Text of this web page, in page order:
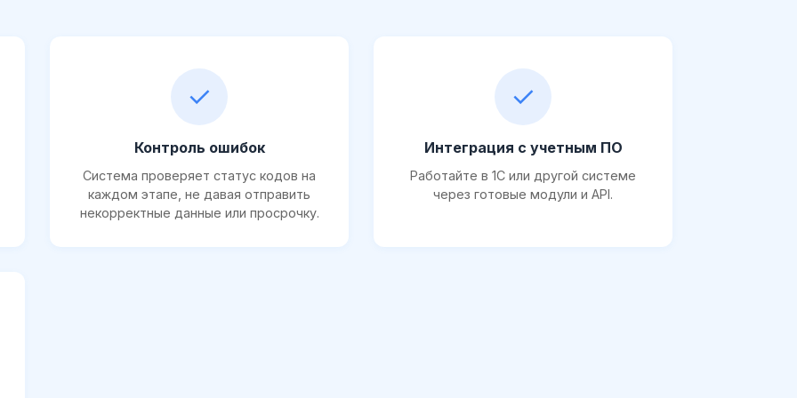
✓
Контроль ошибок
Система проверяет статус кодов на
каждом этапе, не давая отправить
некорректные данные или просрочку.
✓
Интеграция с учетным ПО
Работайте в 1С или другой системе
через готовые модули и API.